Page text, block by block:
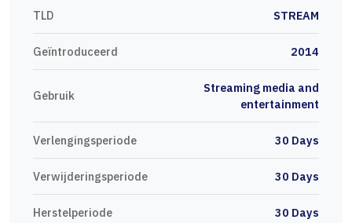
TLD STREAM
Geïntroduceerd 2014
Gebruik
Streaming media and
entertainment
Verlengingsperiode 30 Days
Verwijderingsperiode 30 Days
Herstelperiode 30 Days